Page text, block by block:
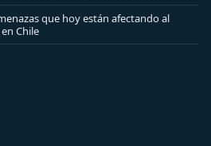
que hoy están afectando al
Chile